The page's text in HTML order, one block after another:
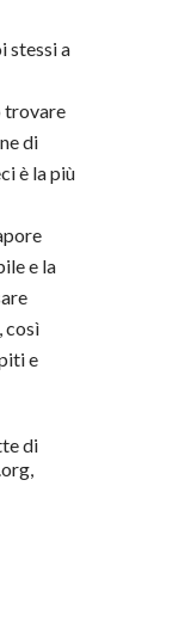
stessi a
trovare
di
è la più
e la
così
e
di